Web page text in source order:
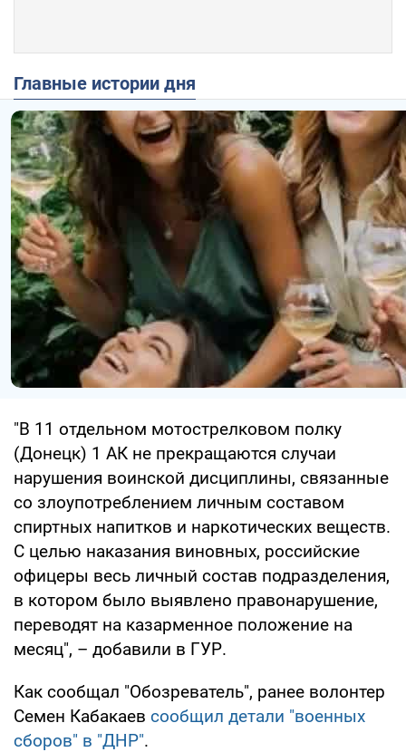
Главные истории дня
"В 11 отдельном мотострелковом полку
(Донецк) 1 АК не прекращаются случаи
нарушения воинской дисциплины, связанные
со злоупотреблением личным составом
спиртных напитков и наркотических веществ.
С целью наказания виновных, российские
офицеры весь личный состав подразделения,
в котором было выявлено правонарушение,
переводят на казарменное положение на
месяц", – добавили в ГУР.
Как сообщал "Обозреватель", ранее волонтер
Семен Кабакаев сообщил детали "военных
сборов" в "ДНР".